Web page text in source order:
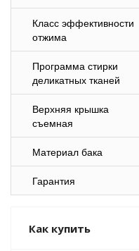
Класс эффективности
отжима
Программа стирки
деликатных тканей
Верхняя крышка
съемная
Материал бака
Гарантия
Как купить